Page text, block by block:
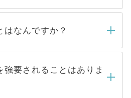
ましたら、弊社担当者がご
し、その後メールもしくは
業日以内にはご連絡をせて
で、しばらくお待ちくださ
はなんですか？
で取り扱っている求人の
Webサイトからご覧いただ
求人」です。非公開求人は
って、一般には公開してい
強要されることはありま